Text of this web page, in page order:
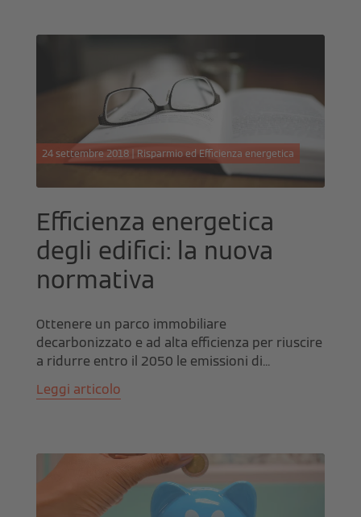
24 settembre 2018 | Risparmio ed Efficienza energetica
Efficienza energetica
degli edifici: la nuova
normativa
Ottenere un parco immobiliare
decarbonizzato e ad alta efficienza per riuscire
a ridurre entro il 2050 le emissioni di...
Leggi articolo